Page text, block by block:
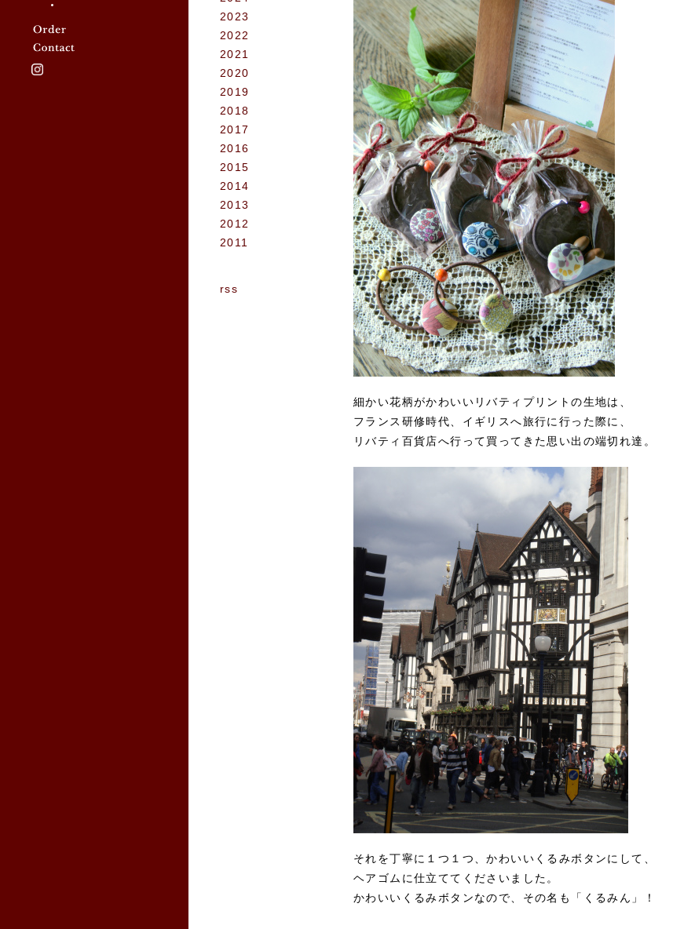
2023
2022
2021
2020
2019
2018
2017
2016
2015
2014
2013
2012
2011
rss
細かい花柄がかわいいリバティプリントの生地は、
フランス研修時代、イギリスへ旅行に行った際に、
リバティ百貨店へ行って買ってきた思い出の端切れ達。
それを丁寧に１つ１つ、かわいいくるみボタンにして、
ヘアゴムに仕立ててくださいました。
かわいいくるみボタンなので、その名も「くるみん」！